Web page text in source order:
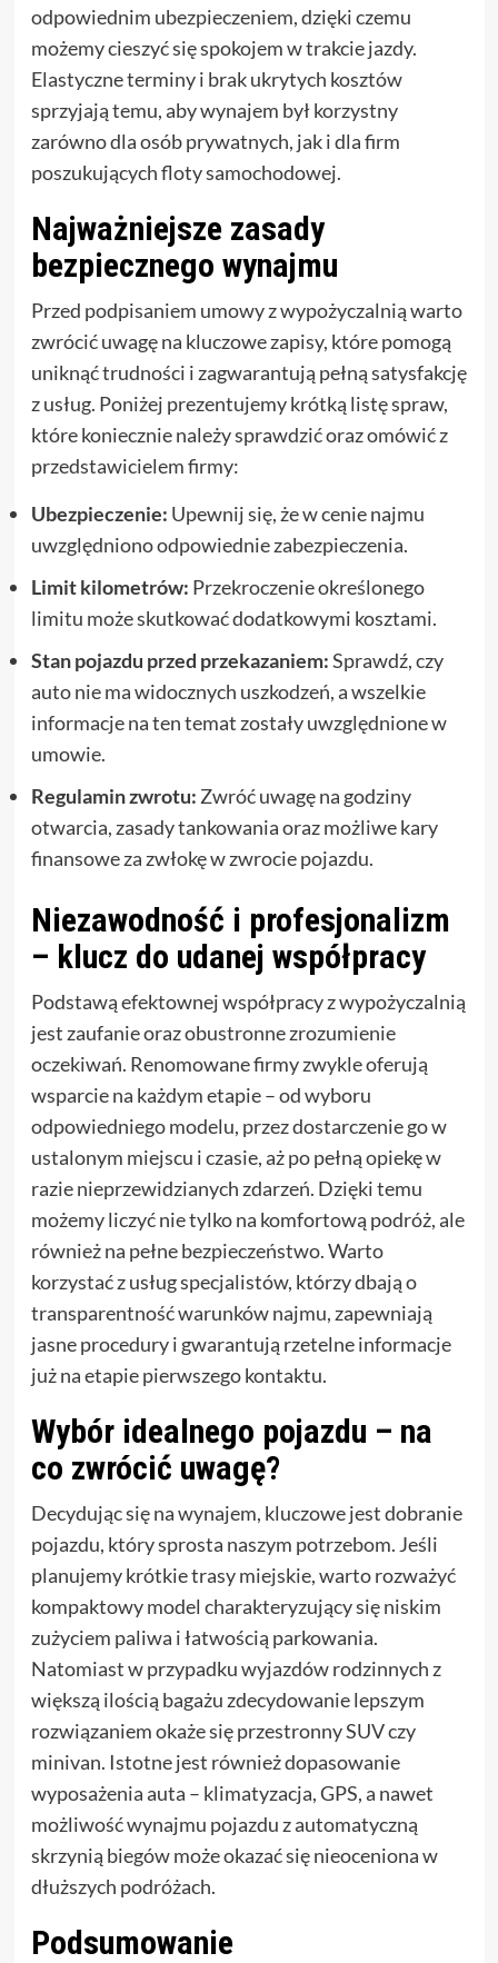
odpowiednim ubezpieczeniem, dzięki czemu
możemy cieszyć się spokojem w trakcie jazdy.
Elastyczne terminy i brak ukrytych kosztów
sprzyjają temu, aby wynajem był korzystny
zarówno dla osób prywatnych, jak i dla firm
poszukujących floty samochodowej.
Najważniejsze zasady
bezpiecznego wynajmu
Przed podpisaniem umowy z wypożyczalnią warto
zwrócić uwagę na kluczowe zapisy, które pomogą
uniknąć trudności i zagwarantują pełną satysfakcję
z usług. Poniżej prezentujemy krótką listę spraw,
które koniecznie należy sprawdzić oraz omówić z
przedstawicielem firmy:
Ubezpieczenie: Upewnij się, że w cenie najmu
uwzględniono odpowiednie zabezpieczenia.
Limit kilometrów: Przekroczenie określonego
limitu może skutkować dodatkowymi kosztami.
Stan pojazdu przed przekazaniem:Sprawdź, czy
auto nie ma widocznych uszkodzeń, a wszelkie
informacje na ten temat zostały uwzględnione w
umowie.
Regulamin zwrotu: Zwróć uwagę na godziny
otwarcia, zasady tankowania oraz możliwe kary
finansowe za zwłokę w zwrocie pojazdu.
Niezawodność i profesjonalizm
– klucz do udanej współpracy
Podstawą efektownej współpracy z wypożyczalnią
jest zaufanie oraz obustronne zrozumienie
oczekiwań. Renomowane firmy zwykle oferują
wsparcie na każdym etapie – od wyboru
odpowiedniego modelu, przez dostarczenie go w
ustalonym miejscu i czasie, aż po pełną opiekę w
razie nieprzewidzianych zdarzeń. Dzięki temu
możemy liczyć nie tylko na komfortową podróż, ale
również na pełne bezpieczeństwo. Warto
korzystać z usług specjalistów, którzy dbają o
transparentność warunków najmu, zapewniają
jasne procedury i gwarantują rzetelne informacje
już na etapie pierwszego kontaktu.
Wybór idealnego pojazdu – na
co zwrócić uwagę?
Decydując się na wynajem, kluczowe jest dobranie
pojazdu, który sprosta naszym potrzebom. Jeśli
planujemy krótkie trasy miejskie, warto rozważyć
kompaktowy model charakteryzujący się niskim
zużyciem paliwa i łatwością parkowania.
Natomiast w przypadku wyjazdów rodzinnych z
większą ilością bagażu zdecydowanie lepszym
rozwiązaniem okaże się przestronny SUV czy
minivan. Istotne jest również dopasowanie
wyposażenia auta – klimatyzacja, GPS, a nawet
możliwość wynajmu pojazdu z automatyczną
skrzynią biegów może okazać się nieoceniona w
dłuższych podróżach.
Podsumowanie